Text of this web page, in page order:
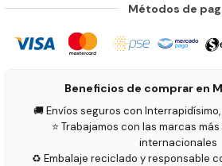
Métodos de
Beneficios de comprar en
🚚 Envíos seguros con
⭐ Trabajamos con las marcas
internacionales
♻️ Embalaje reciclado y responsable